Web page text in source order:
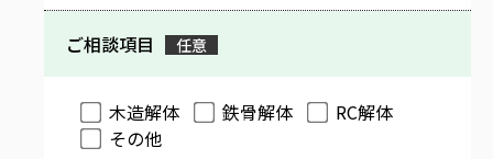
ご相談項目 任意
木造解体 鉄骨解体
RC解体
その他